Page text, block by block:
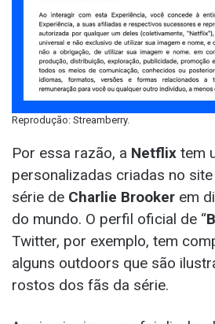
Reprodução: Streamberry.
Por essa razão, a Netflix tem
personalizadas criadas no
série de Charlie Brooker em
do mundo. O perfil oficial de “
Twitter, por exemplo, tem
alguns outdoors que são
rostos dos fãs da série.